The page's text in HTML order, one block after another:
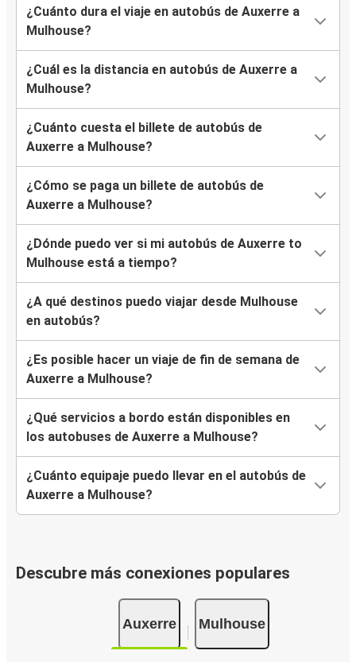
¿Cuánto dura el viaje en autobús de Auxerre a
Mulhouse?
¿Cuál es la distancia en autobús de Auxerre a
Mulhouse?
¿Cuánto cuesta el billete de autobús de
Auxerre a Mulhouse?
¿Cómo se paga un billete de autobús de
Auxerre a Mulhouse?
¿Dónde puedo ver si mi autobús de Auxerre to
Mulhouse está a tiempo?
¿A qué destinos puedo viajar desde Mulhouse
en autobús?
¿Es posible hacer un viaje de fin de semana de
Auxerre a Mulhouse?
¿Qué servicios a bordo están disponibles en
los autobuses de Auxerre a Mulhouse?
¿Cuánto equipaje puedo llevar en el autobús de
Auxerre a Mulhouse?
Descubre más conexiones populares
Auxerre Mulhouse